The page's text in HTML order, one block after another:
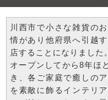
川西市で小さな雑貨の
情があり他府県へ引越
店することになりました。
オープンしてから8年ほ
き、各ご家庭で癒しの
を素敵に飾るインテリ